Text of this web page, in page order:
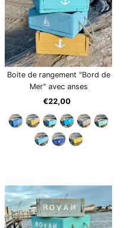
Boite de rangement "Bord de
Mer" avec anses
Prix
ordinaire
€22,00